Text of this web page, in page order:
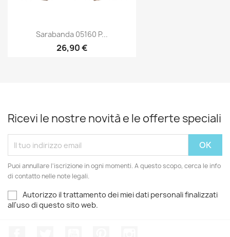
Sarabanda 05160 P...
26,90 €
Ricevi le nostre novità e le offerte speciali
Puoi annullare l'iscrizione in ogni momenti. A questo scopo, cerca le info
di contatto nelle note legali.
Autorizzo il trattamento dei miei dati personali finalizzati
all'uso di questo sito web.